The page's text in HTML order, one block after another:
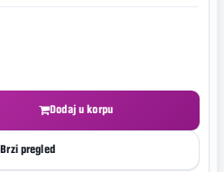
Dodaj u korpu
Brzi pregled